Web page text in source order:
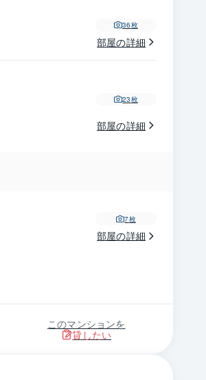
36枚
部屋の詳細
23枚
部屋の詳細
7枚
部屋の詳細
このマンションを
貸したい